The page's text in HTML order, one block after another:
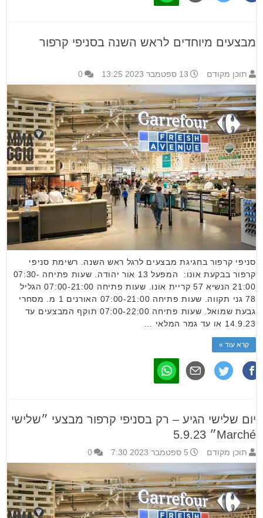
מבצעים מיוחדים לראש השנה בסניפי קרפור
תוכן מקודם 13 ספטמבר 2023 13:25 0
סניפי קרפור בחגיגת מבצעים לרגל ראש השנה. רשימת סניפי
קרפור בבקעת אונו: המפעל 13 אור יהודה. שעות פתיחה 07:30-
21:00 הנשיא 57 קריית אונו. שעות פתיחה 07:00-21:00 הגליל
78 גני תקווה. שעות פתיחה 07:00-21:00 האורנים 1 מ. מסחרי
גבעת שמואל. שעות פתיחה 07:00-22:00 תוקף המבצעים עד
14.9.23 או עד גמר המלאי …
קרא עוד »
יום שלישי הגיע – רק בסניפי קרפור מבצעי ״שלישי
Marché״ 5.9.23
תוכן מקודם 5 ספטמבר 2023 7:30 0